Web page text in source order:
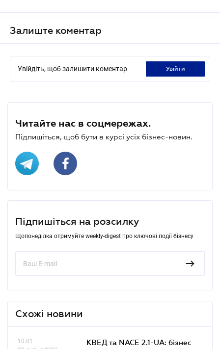
Залиште коментар
Увійдіть, щоб залишити коментар увійти
Читайте нас в соцмережах.
Підпишіться, щоб бути в курсі усіх бізнес-новин.
Підпишіться на розсилку
Щопонеділка отримуйте weekly-digest про ключові події бізнесу
Схожі новини
10.01
КВЕД та NACE 2.1-UA: бізнес